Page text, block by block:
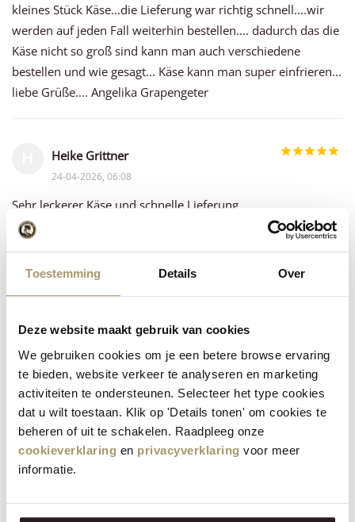
Toestemming Details Over
Deze website maakt gebruik van cookies
We gebruiken cookies om je een betere browse ervaring
te bieden, website verkeer te analyseren en marketing
activiteiten te ondersteunen. Selecteer het type cookies
dat u wilt toestaan. Klik op 'Details tonen' om cookies te
beheren of uit te schakelen. Raadpleeg onze
cookieverklaring en privacyverklaring voor meer
informatie.
kleines Stück Käse...die Lieferung war richtig schnell....wir
werden auf jeden Fall weiterhin bestellen.... dadurch das die
Käse nicht so groß sind kann man auch verschiedene
bestellen und wie gesagt... Käse kann man super einfrieren...
liebe Grüße.... Angelika Grapengeter
Heike Grittner
24-04-2026, 06:08
Sehr leckerer Käse und schnelle Lieferung
R Reinhold Conrath
M M. L. Anink
23-04-2026, 14:56
Heerlijke kaas voor een betaalbare prijs.
23-04-2026, 14:02